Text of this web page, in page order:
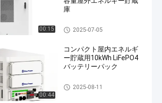
00:15
庫
エネルギー貯蔵キャビネット
2025-07-05
00:44
コンパクト屋内エネルギ
ー貯蔵用10kWh LiFePO4
バッテリーパック
エネルギー貯蔵キャビネット
2025-08-11